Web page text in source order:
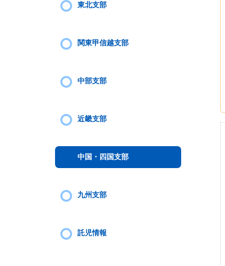
東北支部
関東甲信越支部
中部支部
近畿支部
中国・四国支部
九州支部
託児情報